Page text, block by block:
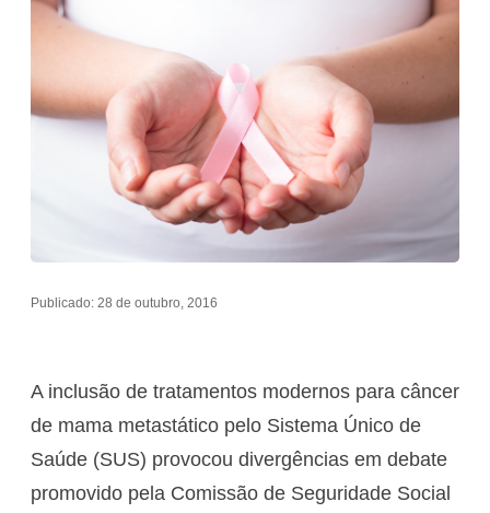
Publicado: 28 de outubro, 2016
A inclusão de tratamentos modernos para câncer
de mama metastático pelo Sistema Único de
Saúde (SUS) provocou divergências em debate
promovido pela Comissão de Seguridade Social